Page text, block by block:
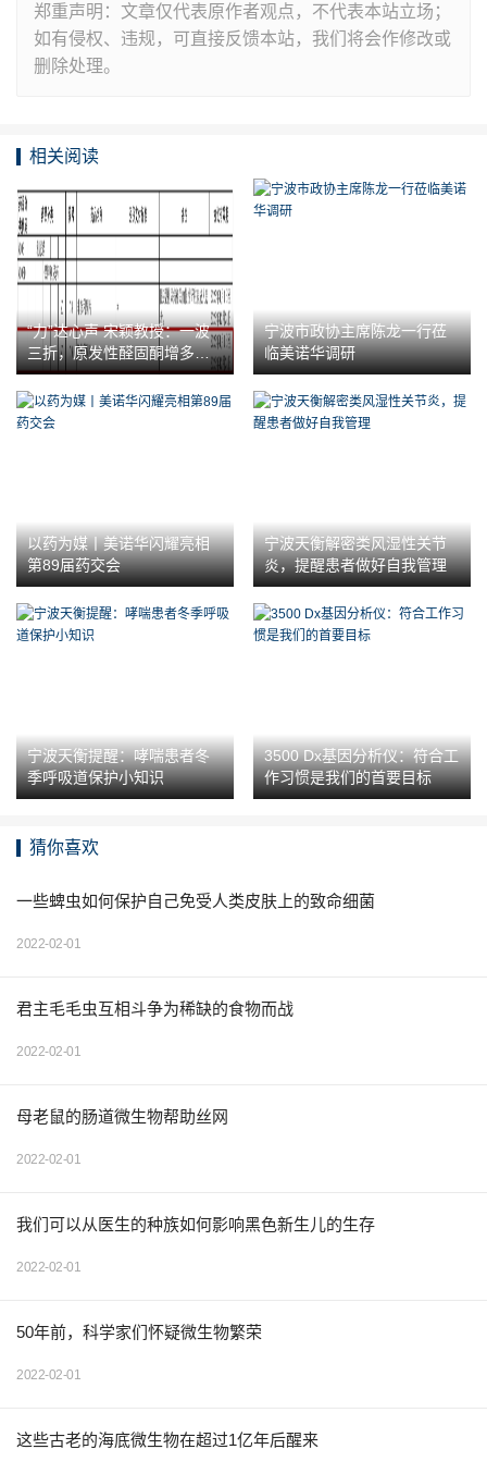
郑重声明：文章仅代表原作者观点，不代表本站立场；
如有侵权、违规，可直接反馈本站，我们将会作修改或
删除处理。
相关阅读
“力”达心声 宋颖教授：一波
三折，原发性醛固酮增多症
患者的难言之“痛”
宁波市政协主席陈龙一行莅
临美诺华调研
以药为媒丨美诺华闪耀亮相
第89届药交会
宁波天衡解密类风湿性关节
炎，提醒患者做好自我管理
宁波天衡提醒：哮喘患者冬
季呼吸道保护小知识
3500 Dx基因分析仪：符合工
作习惯是我们的首要目标
猜你喜欢
一些蜱虫如何保护自己免受人类皮肤上的致命细菌
2022-02-01
君主毛毛虫互相斗争为稀缺的食物而战
2022-02-01
母老鼠的肠道微生物帮助丝网
2022-02-01
我们可以从医生的种族如何影响黑色新生儿的生存
2022-02-01
50年前，科学家们怀疑微生物繁荣
2022-02-01
这些古老的海底微生物在超过1亿年后醒来